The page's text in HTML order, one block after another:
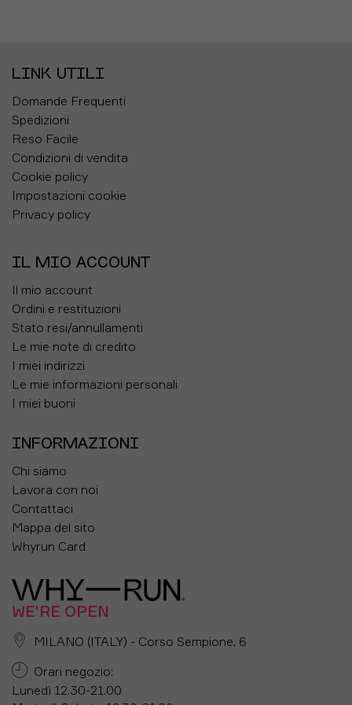
LINK UTILI
Domande Frequenti
Spedizioni
Reso Facile
Condizioni di vendita
Cookie policy
Impostazioni cookie
Privacy policy
IL MIO ACCOUNT
Il mio account
Ordini e restituzioni
Stato resi/annullamenti
Le mie note di credito
I miei indirizzi
Le mie informazioni personali
I miei buoni
INFORMAZIONI
Chi siamo
Lavora con noi
Contattaci
Mappa del sito
Whyrun Card
WE'RE OPEN
MILANO (ITALY) - Corso Sempione, 6
Orari negozio:
Lunedì 12.30-21.00